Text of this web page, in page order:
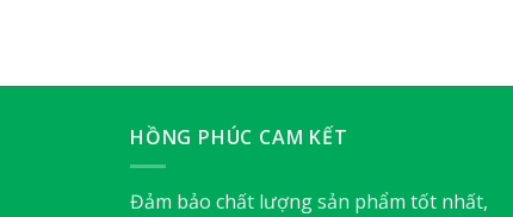
HỒNG PHÚC CAM KẾT
Đảm bảo chất lượng sản phẩm tốt nhất,